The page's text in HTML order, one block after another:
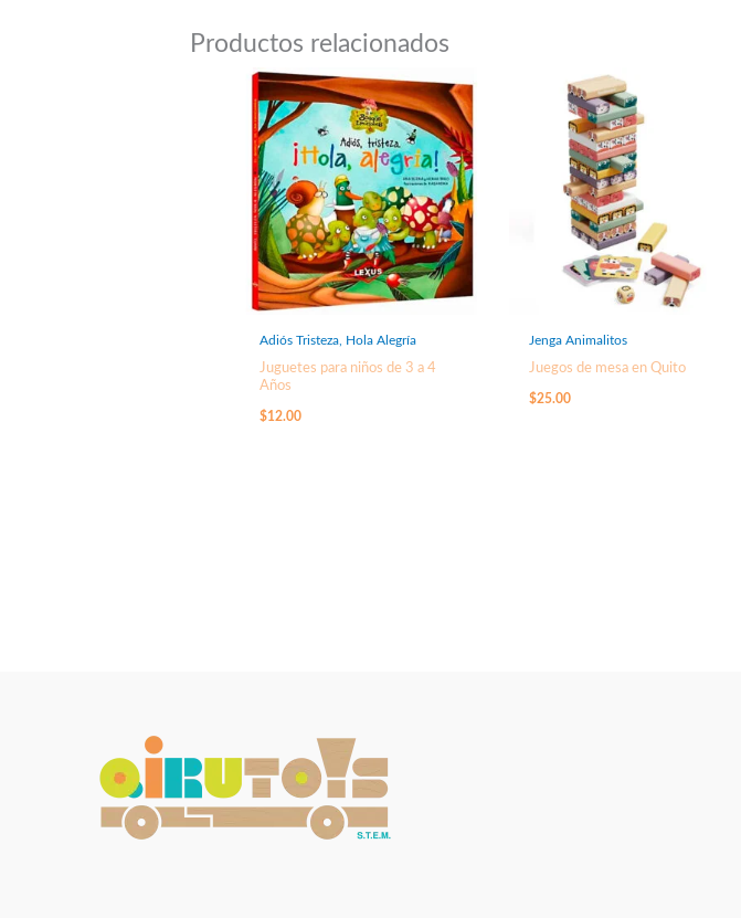
Productos relacionados
Adiós Tristeza, Hola Alegría
Juguetes para niños de 3 a 4
Años
$12.00
Jenga Animalitos
Juegos de mesa en Quito
$25.00